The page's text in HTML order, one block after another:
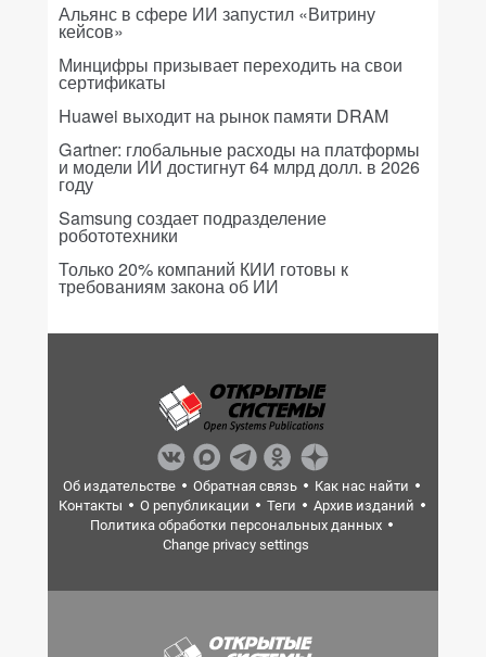
Альянс в сфере ИИ запустил «Витрину
кейсов»
Минцифры призывает переходить на свои
сертификаты
Huawei выходит на рынок памяти DRAM
Gartner: глобальные расходы на платформы
и модели ИИ достигнут 64 млрд долл. в 2026
году
Samsung создает подразделение
робототехники
Только 20% компаний КИИ готовы к
требованиям закона об ИИ
Об издательстве Обратная связь
Как нас найти
Контакты
О републикации Теги
Архив изданий
Политика обработки персональных данных
Change privacy settings